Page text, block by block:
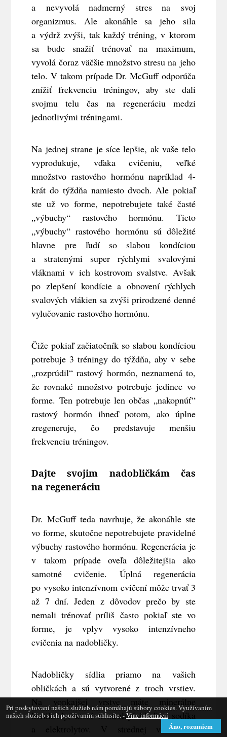
a nevyvolá nadmerný stres na svoj
organizmus. Ale akonáhle sa jeho sila
a výdrž zvýši, tak každý tréning, v ktorom
sa bude snažiť trénovať na maximum,
vyvolá čoraz väčšie množstvo stresu na jeho
telo. V takom prípade Dr. McGuff odporúča
znížiť frekvenciu tréningov, aby ste dali
svojmu telu čas na regeneráciu medzi
jednotlivými tréningami.
Na jednej strane je síce lepšie, ak vaše telo
vyprodukuje, vďaka cvičeniu, veľké
množstvo rastového hormónu napríklad 4-
krát do týždňa namiesto dvoch. Ale pokiaľ
ste už vo forme, nepotrebujete také časté
„výbuchy“ rastového hormónu. Tieto
„výbuchy“ rastového hormónu sú dôležité
hlavne pre ľudí so slabou kondíciou
a stratenými super rýchlymi svalovými
vláknami v ich kostrovom svalstve. Avšak
po zlepšení kondície a obnovení rýchlych
svalových vlákien sa zvýši prirodzené denné
vylučovanie rastového hormónu.
Čiže pokiaľ začiatočník so slabou kondíciou
potrebuje 3 tréningy do týždňa, aby v sebe
„rozprúdil“ rastový hormón, neznamená to,
že rovnaké množstvo potrebuje jedinec vo
forme. Ten potrebuje len občas „nakopnúť“
rastový hormón ihneď potom, ako úplne
zregeneruje, čo predstavuje menšiu
frekvenciu tréningov.
Dajte svojim nadobličkám čas
na regeneráciu
Dr. McGuff teda navrhuje, že akonáhle ste
vo forme, skutočne nepotrebujete pravidelné
výbuchy rastového hormónu. Regenerácia je
v takom prípade oveľa dôležitejšia ako
samotné cvičenie. Úplná regenerácia
po vysoko intenzívnom cvičení môže trvať 3
až 7 dní. Jeden z dôvodov prečo by ste
nemali trénovať príliš často pokiaľ ste vo
forme, je vplyv vysoko intenzívneho
cvičenia na nadobličky.
Nadobličky sídlia priamo na vašich
obličkách a sú vytvorené z troch vrstiev.
Na vonkajšej vrstve máte minerálne
kortikoidy, ktoré kontrolujú hladinu sodíka
a elektrolytov. V strednej vrstve sú
Pri poskytovaní našich služieb nám pomáhajú súbory cookies. Využívaním
našich služieb s ich používaním súhlasíte. -Viac informácií
Áno, rozumiem